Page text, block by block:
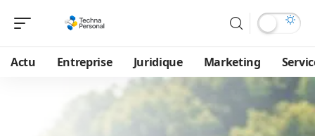
Actu Entreprise Juridique Marketing